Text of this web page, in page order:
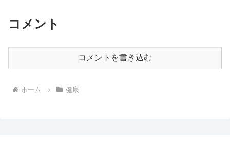
コメント
コメントを書き込む
ホーム 健康